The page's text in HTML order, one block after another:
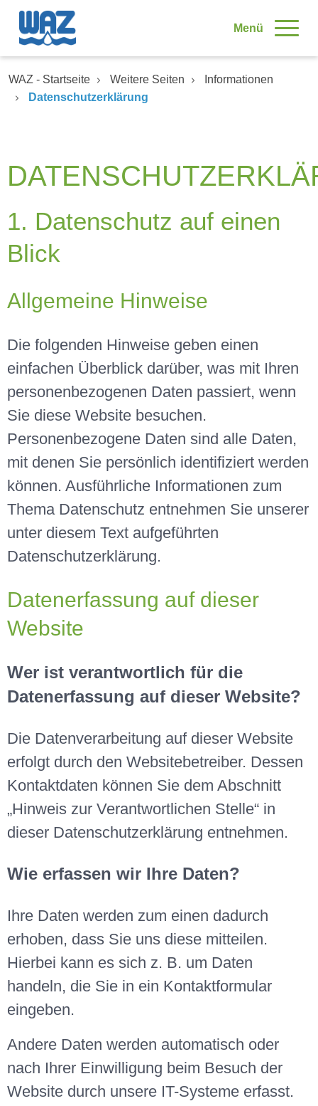
Menü
You are here:
WAZ - Startseite Weitere Seiten
Informationen
Datenschutzerklärung
1. Datenschutz auf einen
Blick
Allgemeine Hinweise
Die folgenden Hinweise geben einen
einfachen Überblick darüber, was mit Ihren
personenbezogenen Daten passiert, wenn
Sie diese Website besuchen.
Personenbezogene Daten sind alle Daten,
mit denen Sie persönlich identifiziert werden
können. Ausführliche Informationen zum
Thema Datenschutz entnehmen Sie unserer
unter diesem Text aufgeführten
Datenschutzerklärung.
Datenerfassung auf dieser
Website
Wer ist verantwortlich für die
Datenerfassung auf dieser Website?
Die Datenverarbeitung auf dieser Website
erfolgt durch den Websitebetreiber. Dessen
Kontaktdaten können Sie dem Abschnitt
„Hinweis zur Verantwortlichen Stelle“ in
dieser Datenschutzerklärung entnehmen.
Wie erfassen wir Ihre Daten?
Ihre Daten werden zum einen dadurch
erhoben, dass Sie uns diese mitteilen.
Hierbei kann es sich z. B. um Daten
handeln, die Sie in ein Kontaktformular
eingeben.
Andere Daten werden automatisch oder
nach Ihrer Einwilligung beim Besuch der
Website durch unsere IT-Systeme erfasst.